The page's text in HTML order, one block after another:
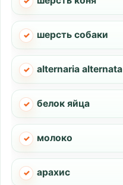
шерсть собаки
alternaria alternatа
белок яйца
молоко
арахис